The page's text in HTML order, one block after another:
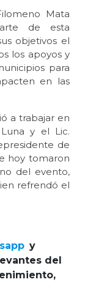
Mata
de esta
objetivos el
los apoyos y
para
en las
a trabajar en
y el Lic.
de
hoy tomaron
del evento,
refrendó el
y
del